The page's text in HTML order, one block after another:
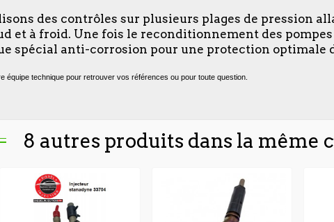
des contrôles sur plusieurs plages de pression
et à froid. Une fois le reconditionnement des
spécial anti-corrosion pour une protection optimale
équipe technique pour retrouver vos références ou pour toute question.
8 autres produits dans la même